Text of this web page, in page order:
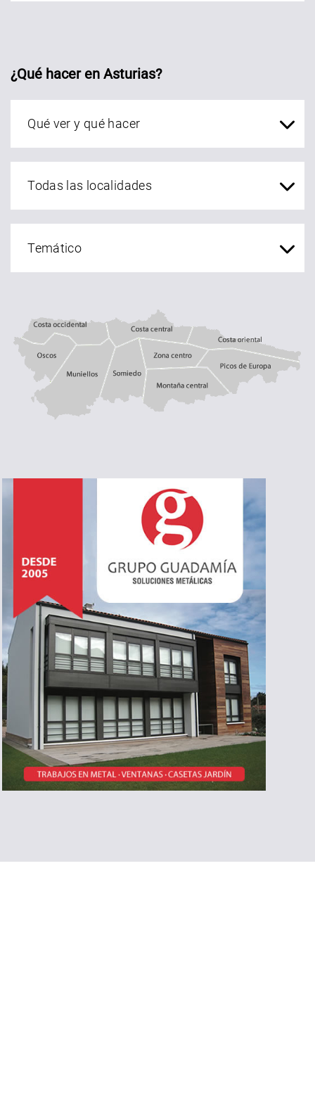
¿Qué hacer en Asturias?
Costa occidental
Oscos Muniellos Somiedo
Costa central
zona centro
Montaña central Picos de Europa